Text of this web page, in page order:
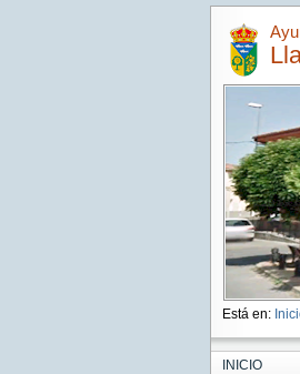
Está en:
INICIO